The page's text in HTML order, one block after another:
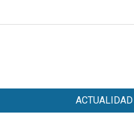
ACTUALIDAD